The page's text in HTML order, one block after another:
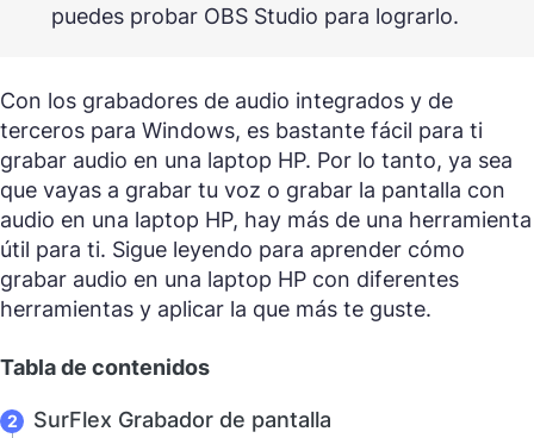
puedes probar OBS Studio para lograrlo.
Con los grabadores de audio integrados y de
terceros para Windows, es bastante fácil para ti
grabar audio en una laptop HP. Por lo tanto, ya sea
que vayas a grabar tu voz o grabar la pantalla con
audio en una laptop HP, hay más de una herramienta
útil para ti. Sigue leyendo para aprender cómo
grabar audio en una laptop HP con diferentes
herramientas y aplicar la que más te guste.
Tabla de contenidos
SurFlex Grabador de pantalla